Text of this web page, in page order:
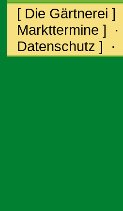
[ Die Gärtnerei ]
Markttermine ] ·
Datenschutz ] ·